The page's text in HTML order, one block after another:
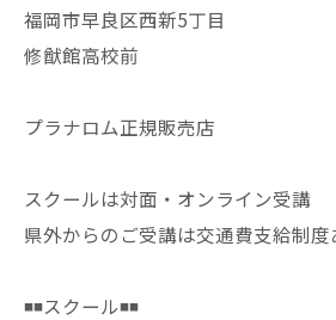
福岡市早良区西新5丁目
修猷館高校前
プラナロム正規販売店
スクールは対面・オンライン受講
県外からのご受講は交通費支給制度
◾️◾️スクール◾️◾️